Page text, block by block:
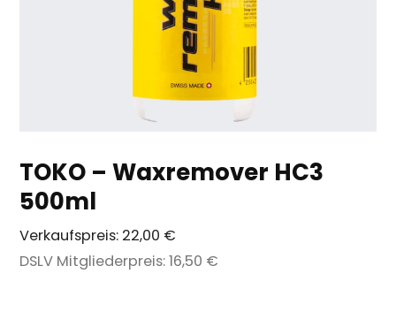
TOKO – Waxremover HC3
500ml
Verkaufspreis: 22,00 €
DSLV Mitgliederpreis:16,50 €